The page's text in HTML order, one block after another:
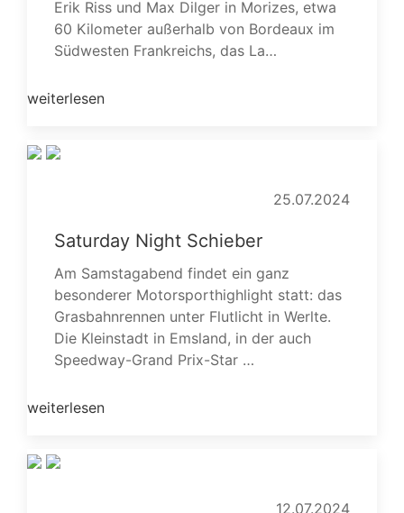
Erik Riss und Max Dilger in Morizes, etwa
60 Kilometer außerhalb von Bordeaux im
Südwesten Frankreichs, das La…
weiterlesen
25.07.2024
Saturday Night Schieber
Am Samstagabend findet ein ganz
besonderer Motorsporthighlight statt: das
Grasbahnrennen unter Flutlicht in Werlte.
Die Kleinstadt in Emsland, in der auch
Speedway-Grand Prix-Star …
weiterlesen
12.07.2024